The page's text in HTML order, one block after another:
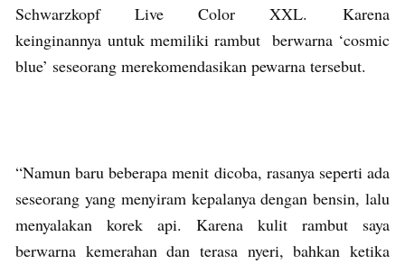
Schwarzkopf Live Color XXL. Karena
keinginannya untuk memiliki rambut berwarna ‘cosmic
blue’ seseorang merekomendasikan pewarna tersebut.
“Namun baru beberapa menit dicoba, rasanya seperti ada
seseorang yang menyiram kepalanya dengan bensin, lalu
menyalakan korek api. Karena kulit rambut saya
berwarna kemerahan dan terasa nyeri, bahkan ketika